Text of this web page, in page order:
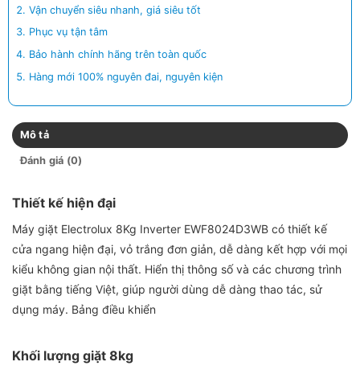
Vận chuyển siêu nhanh, giá siêu tốt
Phục vụ tận tâm
Bảo hành chính hãng trên toàn quốc
Hàng mới 100% nguyên đai, nguyên kiện
Mô tả
Đánh giá (0)
Thiết kế hiện đại
Máy giặt Electrolux 8Kg Inverter EWF8024D3WB có thiết kế
cửa ngang hiện đại, vỏ trắng đơn giản, dễ dàng kết hợp với mọi
kiểu không gian nội thất. Hiển thị thông số và các chương trình
giặt bằng tiếng Việt, giúp người dùng dễ dàng thao tác, sử
dụng máy. Bảng điều khiển
Khối lượng giặt 8kg